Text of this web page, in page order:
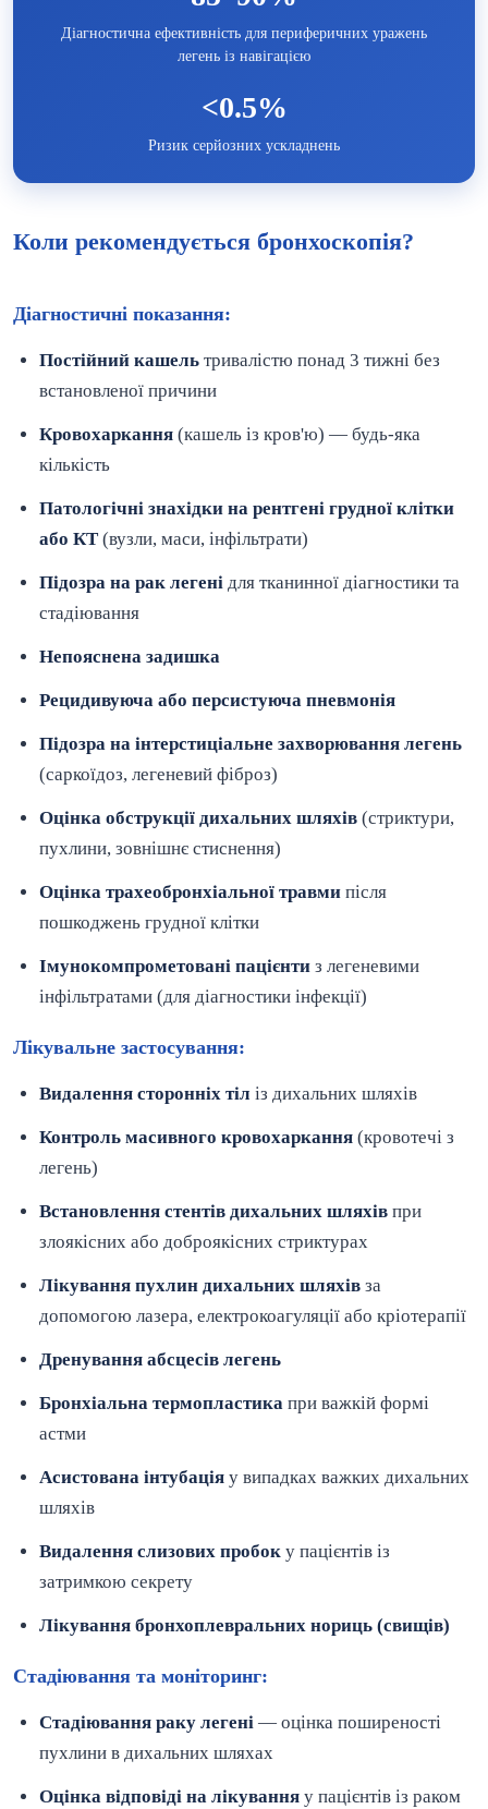
Діагностична ефективність для периферичних уражень
легень із навігацією
<0.5%
Ризик серйозних ускладнень
Коли рекомендується бронхоскопія?
Діагностичні показання:
Постійний кашель тривалістю понад 3 тижні без
встановленої причини
Кровохаркання (кашель із кров'ю) — будь-яка
кількість
Патологічні знахідки на рентгені грудної клітки
або КТ (вузли, маси, інфільтрати)
Підозра на рак легені для тканинної діагностики та
стадіювання
Непояснена задишка
Рецидивуюча або персистуюча пневмонія
Підозра на інтерстиціальне захворювання легень
(саркоїдоз, легеневий фіброз)
Оцінка обструкції дихальних шляхів (стриктури,
пухлини, зовнішнє стиснення)
Оцінка трахеобронхіальної травми після
пошкоджень грудної клітки
Імунокомпрометовані пацієнти з легеневими
інфільтратами (для діагностики інфекції)
Лікувальне застосування:
Видалення сторонніх тіл із дихальних шляхів
Контроль масивного кровохаркання (кровотечі з
легень)
Встановлення стентів дихальних шляхів при
злоякісних або доброякісних стриктурах
Лікування пухлин дихальних шляхів за
допомогою лазера, електрокоагуляції або кріотерапії
Дренування абсцесів легень
Бронхіальна термопластика при важкій формі
астми
Асистована інтубація у випадках важких дихальних
шляхів
Видалення слизових пробок у пацієнтів із
затримкою секрету
Лікування бронхоплевральних нориць (свищів)
Стадіювання та моніторинг:
Стадіювання раку легені — оцінка поширеності
пухлини в дихальних шляхах
Оцінка відповіді на лікування у пацієнтів із раком